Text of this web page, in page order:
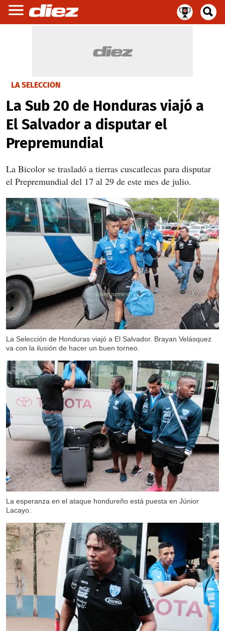
LA SELECCIÓN
La Sub 20 de Honduras viajó a
El Salvador a disputar el
Prepremundial
La Bicolor se trasladó a tierras cuscatlecas para disputar
el Prepremundial del 17 al 29 de este mes de julio.
La Selección de Honduras viajó a El Salvador. Brayan Velásquez
va con la ilusión de hacer un buen torneo.
La esperanza en el ataque hondureño está puesta en Júnior
Lacayo.
X